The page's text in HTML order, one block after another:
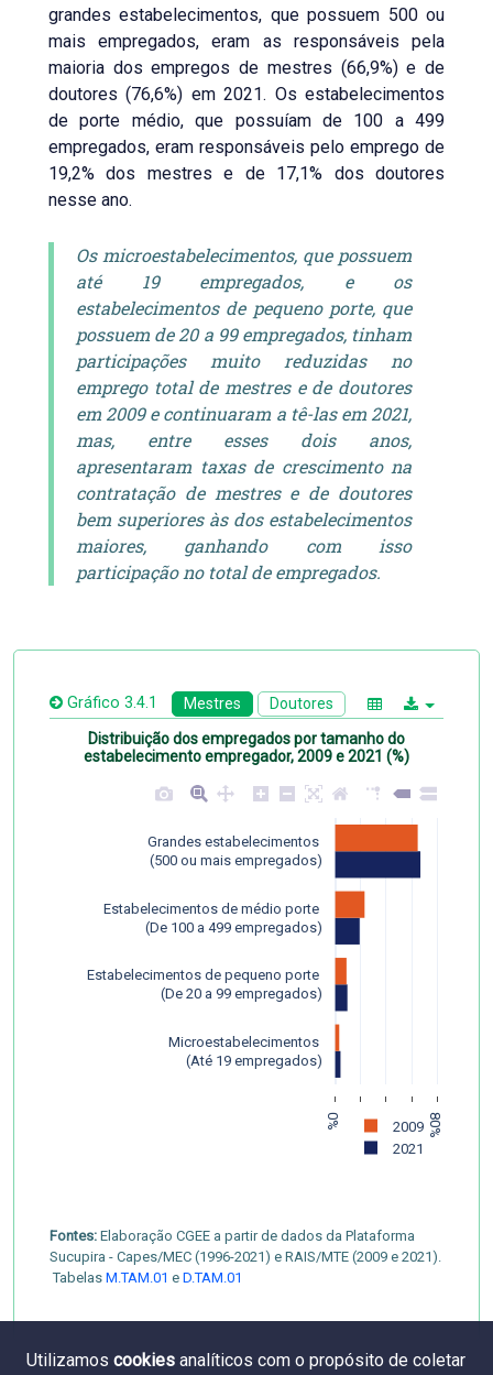
grandes estabelecimentos, que possuem 500 ou
mais empregados, eram as responsáveis pela
maioria dos empregos de mestres (66,9%) e de
doutores (76,6%) em 2021. Os estabelecimentos
de porte médio, que possuíam de 100 a 499
empregados, eram responsáveis pelo emprego de
19,2% dos mestres e de 17,1% dos doutores
nesse ano.
Os microestabelecimentos, que possuem
até 19 empregados, e os
estabelecimentos de pequeno porte, que
possuem de 20 a 99 empregados, tinham
participações muito reduzidas no
emprego total de mestres e de doutores
em 2009 e continuaram a tê-las em 2021,
mas, entre esses dois anos,
apresentaram taxas de crescimento na
contratação de mestres e de doutores
bem superiores às dos estabelecimentos
maiores, ganhando com isso
participação no total de empregados.
Gráfico 3.4.1 Mestres Doutores
Distribuição dos empregados por tamanho do
estabelecimento empregador, 2009 e 2021 (%)
0% 20% 40% 60% 80%
Microestabelecimentos
(Até 19 empregados)
Estabelecimentos de pequeno porte
(De 20 a 99 empregados)
Estabelecimentos de médio porte
(De 100 a 499 empregados)
Grandes estabelecimentos
(500 ou mais empregados)
2009
2021
Fontes: Elaboração CGEE a partir de dados da Plataforma
Sucupira - Capes/MEC (1996-2021) e RAIS/MTE (2009 e 2021).
Tabelas M.TAM.01 e D.TAM.01
Utilizamos cookies analíticos com o propósito de coletar